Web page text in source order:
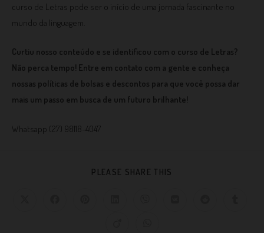
curso de Letras pode ser o início de uma jornada fascinante no
mundo da linguagem.
Curtiu nosso conteúdo e se identificou com o curso de Letras?
Não perca tempo! Entre em contato com a gente e conheça
nossas políticas de bolsas e descontos para que você possa dar
mais um passo em busca de um futuro brilhante!
Whatsapp (27) 98118-4047
PLEASE SHARE THIS